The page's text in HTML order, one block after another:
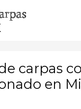
carpas
en